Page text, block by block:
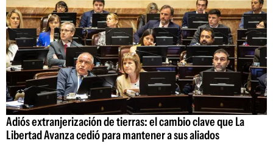
Adiós extranjerización de tierras: el cambio clave que La
Libertad Avanza cedió para mantener a sus aliados